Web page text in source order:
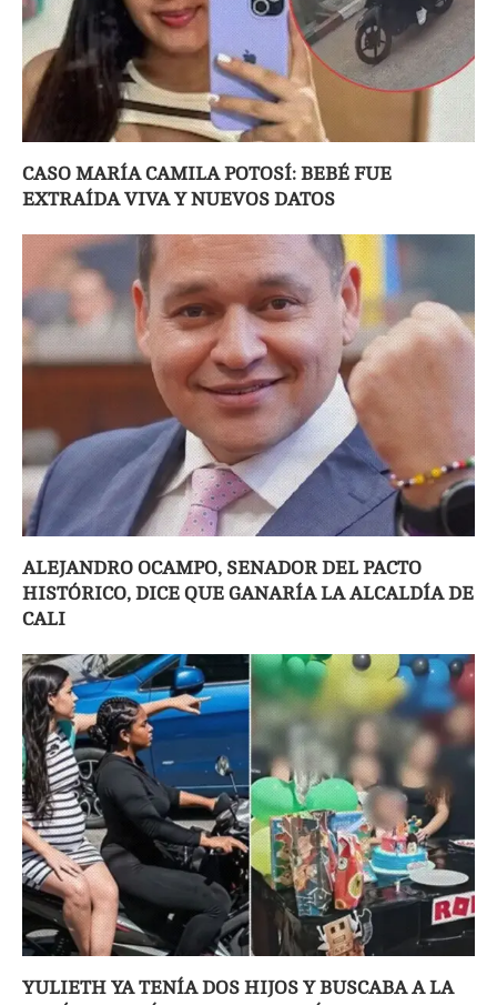
CASO MARÍA CAMILA POTOSÍ: BEBÉ FUE
EXTRAÍDA VIVA Y NUEVOS DATOS
ALEJANDRO OCAMPO, SENADOR DEL PACTO
HISTÓRICO, DICE QUE GANARÍA LA ALCALDÍA DE
CALI
YULIETH YA TENÍA DOS HIJOS Y BUSCABA A LA